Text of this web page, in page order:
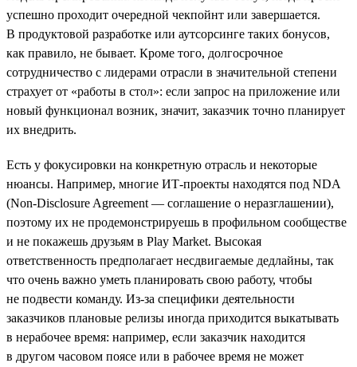
успешно проходит очередной чекпойнт или завершается.
В продуктовой разработке или аутсорсинге таких бонусов,
как правило, не бывает. Кроме того, долгосрочное
сотрудничество с лидерами отрасли в значительной степени
страхует от «работы в стол»: если запрос на приложение или
новый функционал возник, значит, заказчик точно планирует
их внедрить.
Есть у фокусировки на конкретную отрасль и некоторые
нюансы. Например, многие ИТ-проекты находятся под NDA
(Non-Disclosure Agreement — соглашение о неразглашении),
поэтому их не продемонстрируешь в профильном сообществе
и не покажешь друзьям в Play Market. Высокая
ответственность предполагает несдвигаемые дедлайны, так
что очень важно уметь планировать свою работу, чтобы
не подвести команду. Из-за специфики деятельности
заказчиков плановые релизы иногда приходится выкатывать
в нерабочее время: например, если заказчик находится
в другом часовом поясе или в рабочее время не может